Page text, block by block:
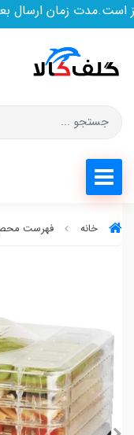
زمان ارسال بعد
خانه فهرست